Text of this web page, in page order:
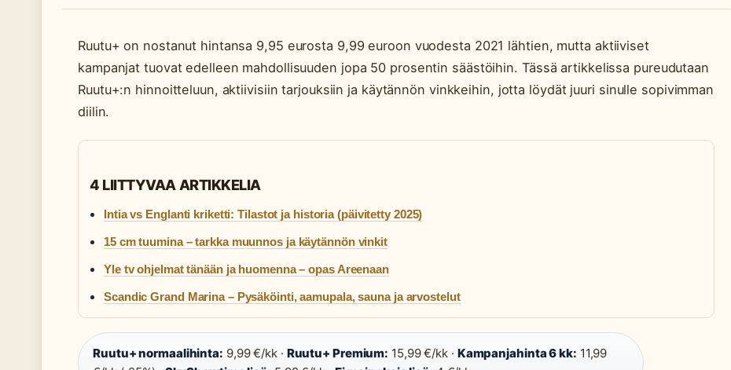
Ruutu+ on nostanut hintansa 9,95 eurosta 9,99 euroon vuodesta 2021 lähtien, mutta aktiiviset
kampanjat tuovat edelleen mahdollisuuden jopa 50 prosentin säästöihin. Tässä artikkelissa pureudutaan
Ruutu+:n hinnoitteluun, aktiivisiin tarjouksiin ja käytännön vinkkeihin, jotta löydät juuri sinulle sopivimman
diilin.
4 LIITTYVAA ARTIKKELIA
Intia vs Englanti kriketti: Tilastot ja historia (päivitetty 2025)
15 cm tuumina – tarkka muunnos ja käytännön vinkit
Yle tv ohjelmat tänään ja huomenna – opas Areenaan
Scandic Grand Marina – Pysäköinti, aamupala, sauna ja arvostelut
Ruutu+ normaalihinta: 9,99 €/kk · Ruutu+ Premium: 15,99 €/kk · Kampanjahinta 6 kk: 11,99